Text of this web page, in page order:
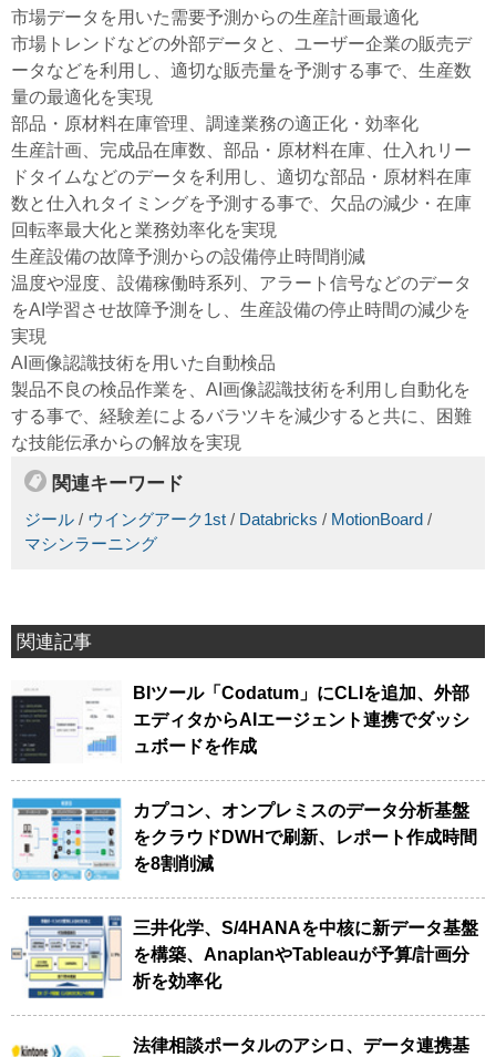
市場データを用いた需要予測からの生産計画最適化
市場トレンドなどの外部データと、ユーザー企業の販売デ
ータなどを利用し、適切な販売量を予測する事で、生産数
量の最適化を実現
部品・原材料在庫管理、調達業務の適正化・効率化
生産計画、完成品在庫数、部品・原材料在庫、仕入れリー
ドタイムなどのデータを利用し、適切な部品・原材料在庫
数と仕入れタイミングを予測する事で、欠品の減少・在庫
回転率最大化と業務効率化を実現
生産設備の故障予測からの設備停止時間削減
温度や湿度、設備稼働時系列、アラート信号などのデータ
をAI学習させ故障予測をし、生産設備の停止時間の減少を
実現
AI画像認識技術を用いた自動検品
製品不良の検品作業を、AI画像認識技術を利用し自動化を
する事で、経験差によるバラツキを減少すると共に、困難
な技能伝承からの解放を実現
関連キーワード
ジール / ウイングアーク1st / Databricks / MotionBoard /
マシンラーニング
関連記事
BIツール「Codatum」にCLIを追加、外部
エディタからAIエージェント連携でダッシ
ュボードを作成
カプコン、オンプレミスのデータ分析基盤
をクラウドDWHで刷新、レポート作成時間
を8割削減
三井化学、S/4HANAを中核に新データ基盤
を構築、AnaplanやTableauが予算/計画分
析を効率化
法律相談ポータルのアシロ、データ連携基